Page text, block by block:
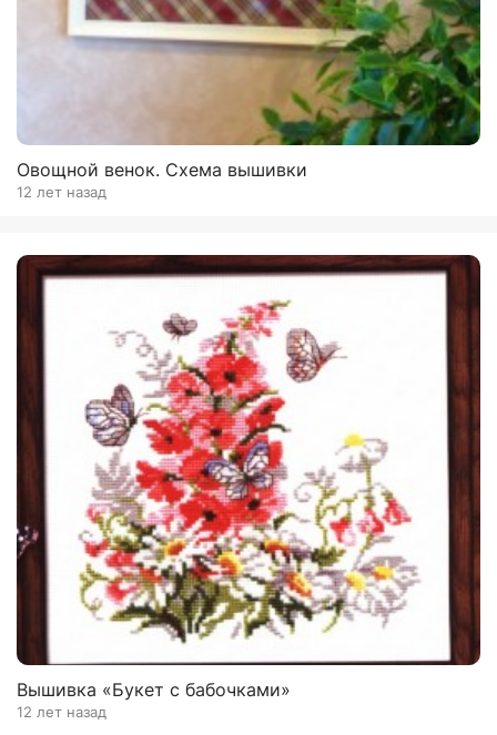
Овощной венок. Схема вышивки
12 лет назад
Вышивка «Букет с бабочками»
12 лет назад